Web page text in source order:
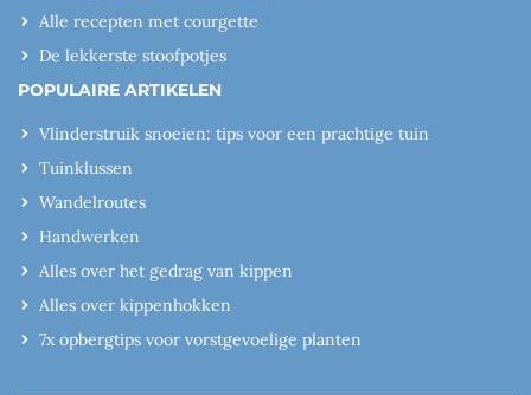
Alle recepten met courgette
De lekkerste stoofpotjes
POPULAIRE ARTIKELEN
Vlinderstruik snoeien: tips voor een prachtige tuin
Tuinklussen
Wandelroutes
Handwerken
Alles over het gedrag van kippen
Alles over kippenhokken
7x opbergtips voor vorstgevoelige planten